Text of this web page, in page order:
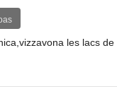
les lacs